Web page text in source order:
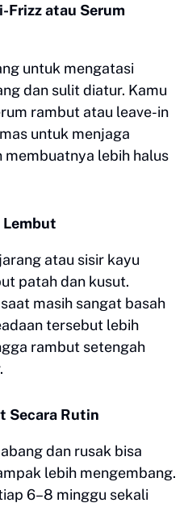
Frizz atau Serum
untuk mengatasi
dan sulit diatur. Kamu
rambut atau leave-in
untuk menjaga
lebih halus
Lembut
atau sisir kayu
patah dan kusut.
masih sangat basah
tersebut lebih
rambut setengah
Secara Rutin
dan rusak bisa
lebih mengembang.
6–8 minggu sekali